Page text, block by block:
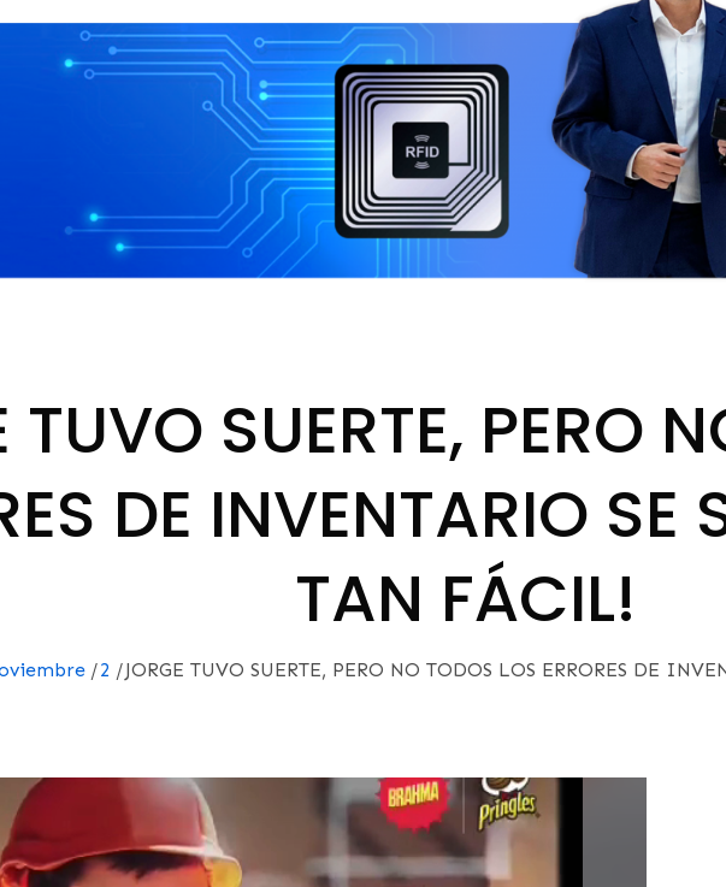
TUVO SUERTE, PERO
DE INVENTARIO SE
TAN FÁCIL!
2 JORGE TUVO SUERTE, PERO NO TODOS LOS ERRORES DE